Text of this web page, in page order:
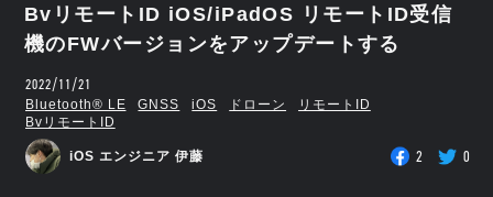
BvリモートID iOS/iPadOS リモートID受信
機のFWバージョンをアップデートする
2022/11/21
Bluetooth®︎ LE GNSS iOS ドローン
リモートID
BvリモートID
iOS エンジニア 伊藤 2 0